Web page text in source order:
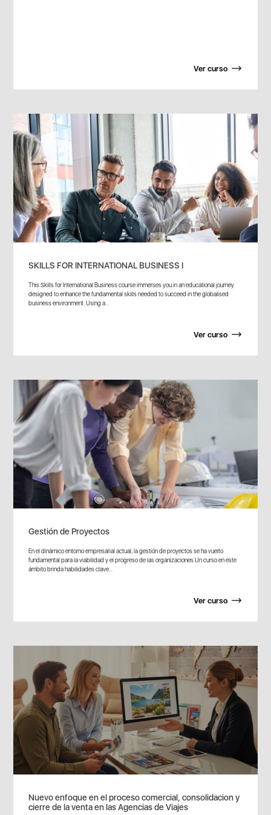
Ver curso
SKILLS FOR INTERNATIONAL BUSINESS I
This Skills for International Business course immerses you in an educational journey
designed to enhance the fundamental skills needed to succeed in the globalised
business environment. Using a...
Ver curso
Gestión de Proyectos
En el dinámico entorno empresarial actual, la gestión de proyectos se ha vuelto
fundamental para la viabilidad y el progreso de las organizaciones.Un curso en este
ámbito brinda habilidades clave...
Ver curso
Nuevo enfoque en el proceso comercial, consolidacion y
cierre de la venta en las Agencias de Viajes